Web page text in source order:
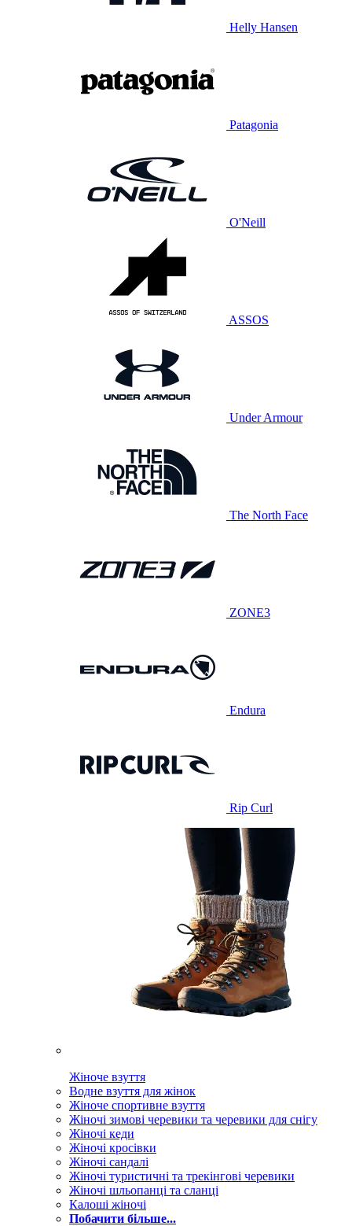
Helly Hansen
Patagonia
O'Neill
ASSOS
Under Armour
The North Face
ZONE3
Endura
Rip Curl
Жіноче взуття
Водне взуття для жінок
Жіноче спортивне взуття
Жіночі зимові черевики та черевики для снігу
Жіночі кеди
Жіночі кросівки
Жіночі сандалі
Жіночі туристичні та трекінгові черевики
Жіночі шльопанці та сланці
Калоші жіночі
Побачити більше...